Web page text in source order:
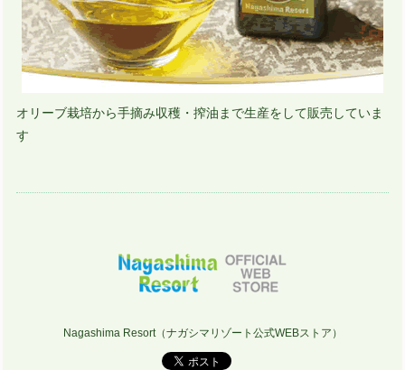
オリーブ栽培から手摘み収穫・搾油まで生産をして販売していま
す
Nagashima Resort（ナガシマリゾート公式WEBストア）